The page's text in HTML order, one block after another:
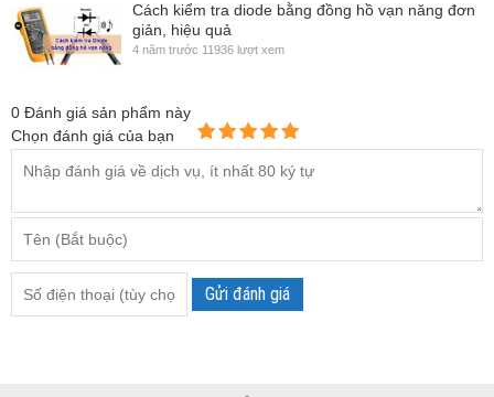
Cách kiểm tra diode bằng đồng hồ vạn năng đơn
giản, hiệu quả
4 năm trước 11936 lượt xem
0 Đánh giá sản phẩm này
Chọn đánh giá của bạn
Gửi đánh giá